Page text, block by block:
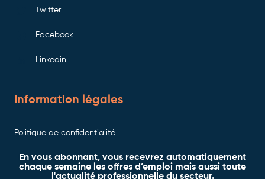
Twitter
Facebook
Linkedin
Information légales
Politique de confidentialité
En vous abonnant, vous recevrez automatiquement
chaque semaine les offres d’emploi mais aussi toute
l'actualité professionnelle du secteur.